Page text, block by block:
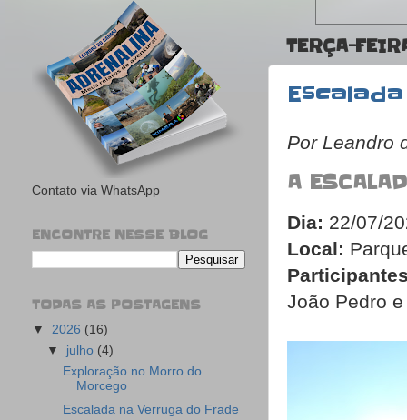
TERÇA-
Por Leandro
A
Dia: 22/07/
Local:
João Pedro
Contato via WhatsApp
ENCONTRE NESSE BLOG
TODAS AS POSTAGENS
▼ 2026 (16)
▼ julho (4)
Exploração no Morro do
Morcego
Escalada na Verruga do Frade